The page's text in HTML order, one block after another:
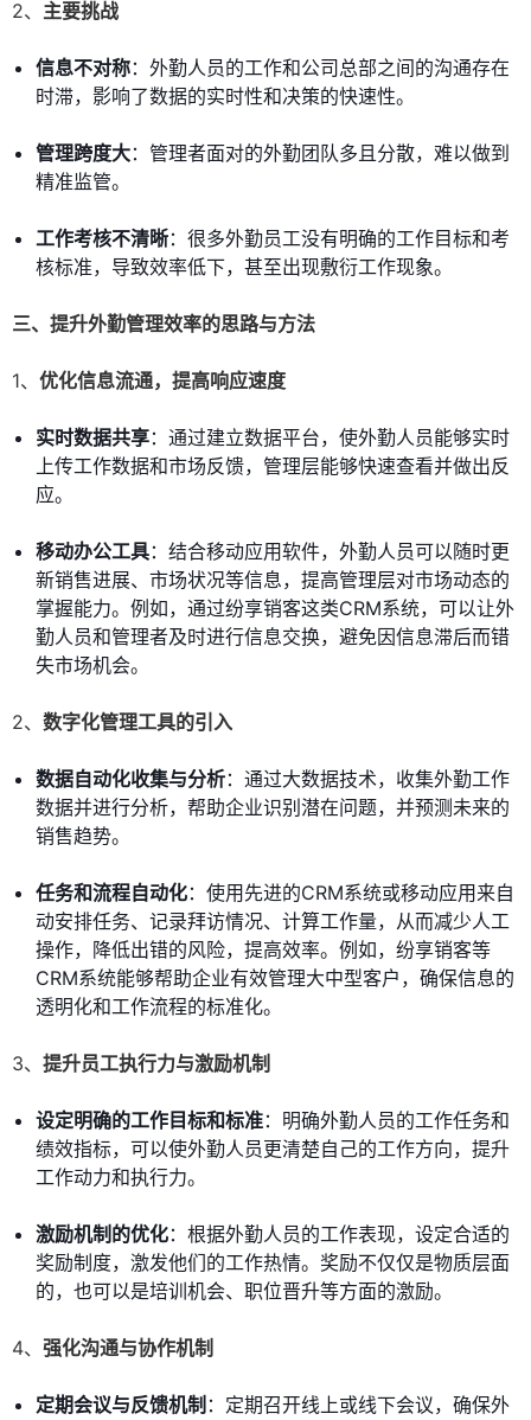
2、 主要挑战
信息不对称：外勤人员的工作和公司总部之间的沟通存在
时滞，影响了数据的实时性和决策的快速性。
管理跨度大：管理者面对的外勤团队多且分散，难以做到
精准监管。
工作考核不清晰：很多外勤员工没有明确的工作目标和考
核标准，导致效率低下，甚至出现敷衍工作现象。
三、提升外勤管理效率的思路与方法
1、 优化信息流通，提高响应速度
实时数据共享：通过建立数据平台，使外勤人员能够实时
上传工作数据和市场反馈，管理层能够快速查看并做出反
应。
移动办公工具：结合移动应用软件，外勤人员可以随时更
新销售进展、市场状况等信息，提高管理层对市场动态的
掌握能力。例如，通过纷享销客这类CRM系统，可以让外
勤人员和管理者及时进行信息交换，避免因信息滞后而错
失市场机会。
2、 数字化管理工具的引入
数据自动化收集与分析：通过大数据技术，收集外勤工作
数据并进行分析，帮助企业识别潜在问题，并预测未来的
销售趋势。
任务和流程自动化：使用先进的CRM系统或移动应用来自
动安排任务、记录拜访情况、计算工作量，从而减少人工
操作，降低出错的风险，提高效率。例如，纷享销客等
CRM系统能够帮助企业有效管理大中型客户，确保信息的
透明化和工作流程的标准化。
3、 提升员工执行力与激励机制
设定明确的工作目标和标准：明确外勤人员的工作任务和
绩效指标，可以使外勤人员更清楚自己的工作方向，提升
工作动力和执行力。
激励机制的优化：根据外勤人员的工作表现，设定合适的
奖励制度，激发他们的工作热情。奖励不仅仅是物质层面
的，也可以是培训机会、职位晋升等方面的激励。
4、 强化沟通与协作机制
定期会议与反馈机制 ：定期召开线上或线下会议，确保外